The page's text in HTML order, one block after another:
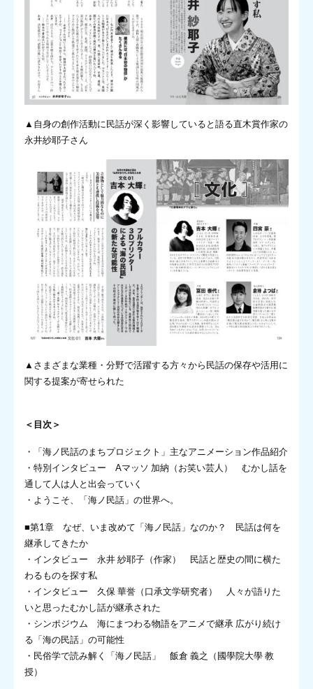
▲自身の創作活動に民話が深く影響していると語る直木賞作家の
永井紗耶子さん
▲さまざまな業種・分野で活躍する方々から民話の保存や活用に
関する提案が寄せられた
＜目次＞
・「海ノ民話のまちプロジェクト」主なアニメーション作品紹介
・特別インタビュー Aマッソ 加納（お笑い芸人） むかし話を
通して人は人と出会っていく
・ようこそ、「海ノ民話」の世界へ。
■第1章 なぜ、いま改めて「海ノ民話」なのか？ 民話は何を
継承してきたか
・インタビュー 永井 紗耶子（作家） 民話と歴史の間に横た
わるものを探す私
・インタビュー 久保 華誉（口承文学研究者） 人々が語りた
いと思ったむかし話が継承された
・シンポジウム 海にまつわる物語をアニメで継承 広がり続け
る「海の民話」の可能性
・民俗学で読み解く「海ノ民話」 飯倉 義之（國學院大學 教
授）